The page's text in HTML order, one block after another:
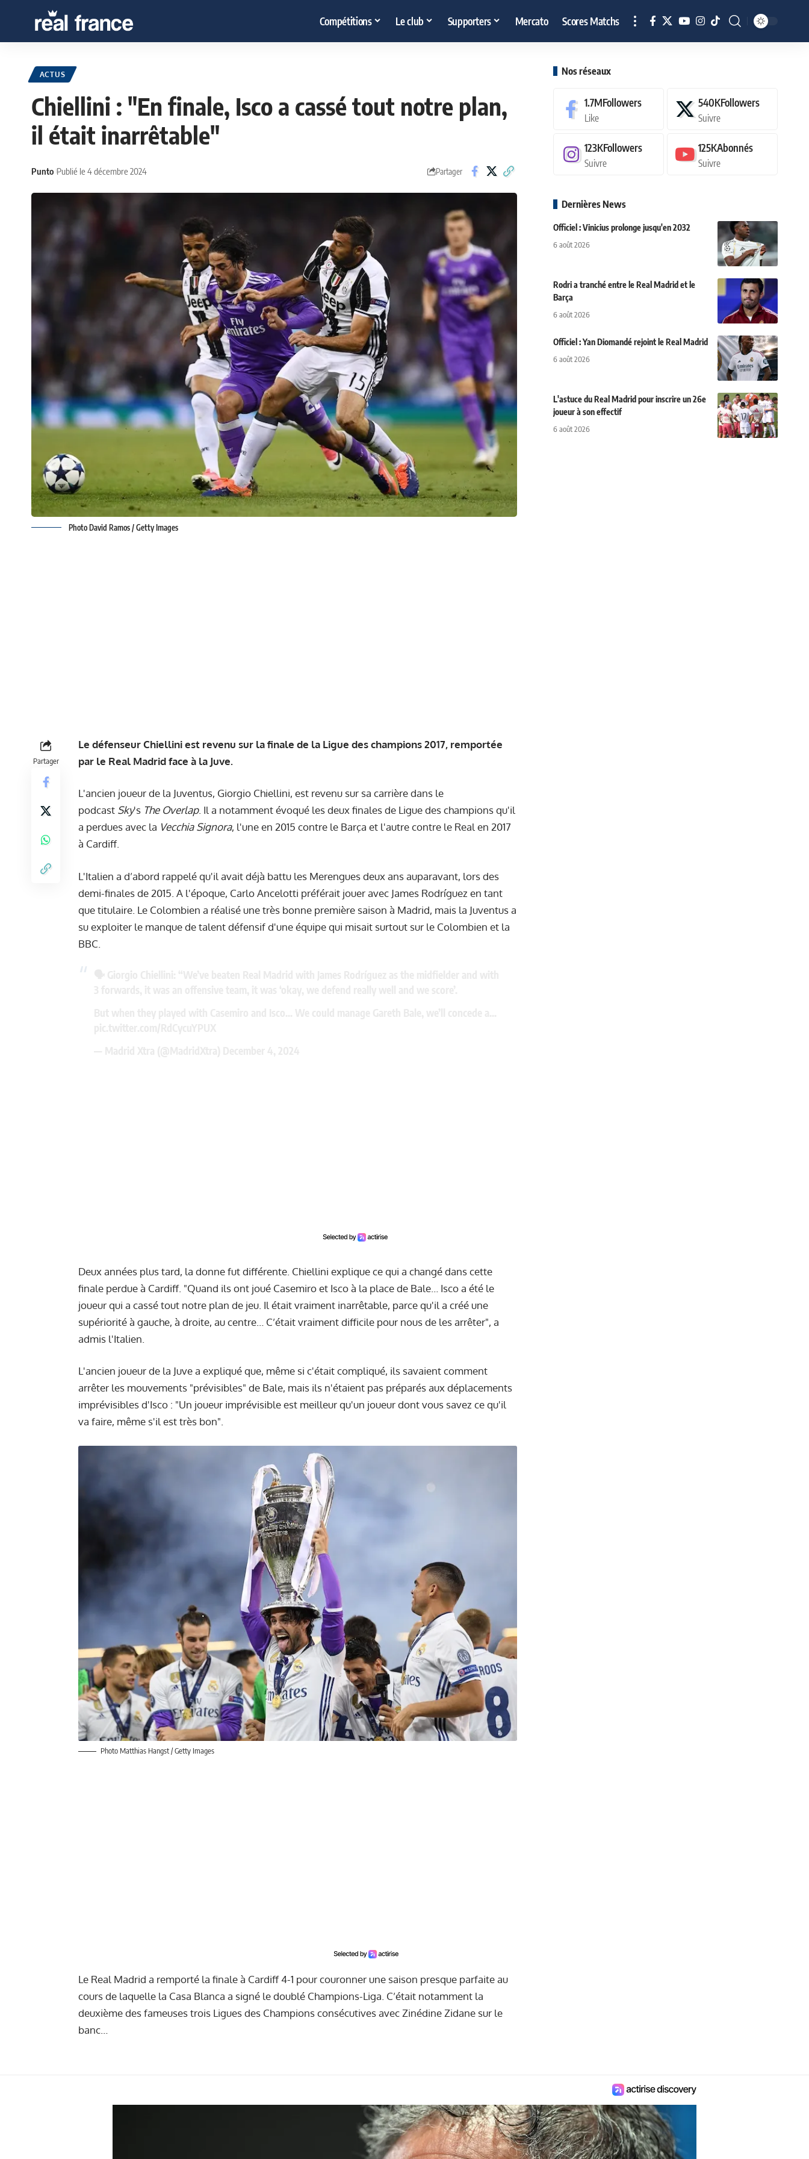
Compétitions Le club Supporters Mercato Scores Matchs
ACTUS
Chiellini : "En finale, Isco a cassé tout notre plan,
il était inarrêtable"
Punto Publié le 4 décembre 2024 Partager
Photo David Ramos / Getty Images
Partager
Le défenseur Chiellini est revenu sur la finale de la Ligue des champions 2017, remportée
par le Real Madrid face à la Juve.
L'ancien joueur de la Juventus, Giorgio Chiellini, est revenu sur sa carrière dans le
podcast Sky's The Overlap. Il a notamment évoqué les deux finales de Ligue des champions qu'il
a perdues avec la Vecchia Signora, l'une en 2015 contre le Barça et l'autre contre le Real en 2017
à Cardiff.
L'Italien a d’abord rappelé qu'il avait déjà battu les Merengues deux ans auparavant, lors des
demi-finales de 2015. A l'époque, Carlo Ancelotti préférait jouer avec James Rodríguez en tant
que titulaire. Le Colombien a réalisé une très bonne première saison à Madrid, mais la Juventus a
su exploiter le manque de talent défensif d'une équipe qui misait surtout sur le Colombien et la
BBC.
Deux années plus tard, la donne fut différente. Chiellini explique ce qui a changé dans cette
finale perdue à Cardiff. "Quand ils ont joué Casemiro et Isco à la place de Bale… Isco a été le
joueur qui a cassé tout notre plan de jeu. Il était vraiment inarrêtable, parce qu'il a créé une
supériorité à gauche, à droite, au centre… C’était vraiment difficile pour nous de les arrêter", a
admis l'Italien.
L'ancien joueur de la Juve a expliqué que, même si c'était compliqué, ils savaient comment
arrêter les mouvements "prévisibles" de Bale, mais ils n'étaient pas préparés aux déplacements
imprévisibles d'Isco : "Un joueur imprévisible est meilleur qu'un joueur dont vous savez ce qu'il
va faire, même s'il est très bon".
Photo Matthias Hangst / Getty Images
Le Real Madrid a remporté la finale à Cardiff 4-1 pour couronner une saison presque parfaite au
cours de laquelle la Casa Blanca a signé le doublé Champions-Liga. C’était notamment la
deuxième des fameuses trois Ligues des Champions consécutives avec Zinédine Zidane sur le
banc…
Nos réseaux
1.7MFollowers
Like
540KFollowers
Suivre
123KFollowers
Suivre
125KAbonnés
Suivre
Dernières News
Officiel : Vinicius prolonge jusqu'en 2032
6 août 2026
Rodri a tranché entre le Real Madrid et le
Barça
6 août 2026
Officiel : Yan Diomandé rejoint le Real Madrid
6 août 2026
L'astuce du Real Madrid pour inscrire un 26e
joueur à son effectif
6 août 2026